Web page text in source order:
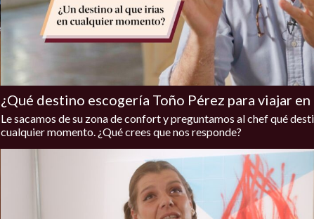
¿Qué destino escogería Toño Pérez para viajar
Le sacamos de su zona de confort y preguntamos al chef qué
cualquier momento. ¿Qué crees que nos responde?